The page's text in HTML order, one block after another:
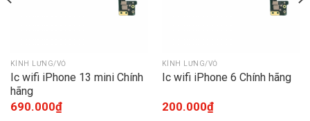
KÍNH LƯNG/VỎ
Ic wifi iPhone 13 mini Chính
hãng
690.000₫
KÍNH LƯNG/VỎ
Ic wifi iPhone 6 Chính hãng
200.000₫